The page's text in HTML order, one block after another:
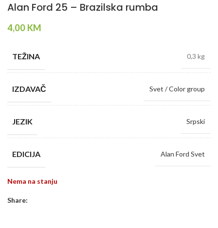
Alan Ford 25 – Brazilska rumba
4,00 KM
TEŽINA 0,3 kg
IZDAVAČ Svet / Color group
JEZIK Srpski
EDICIJA Alan Ford Svet
Nema na stanju
Share: